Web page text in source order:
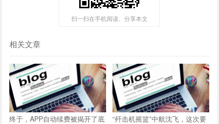
扫一扫在手机阅读、分享本文
相关文章
终于，APP自动续费被揭开了底
“歼击机摇篮”中航沈飞，这次要